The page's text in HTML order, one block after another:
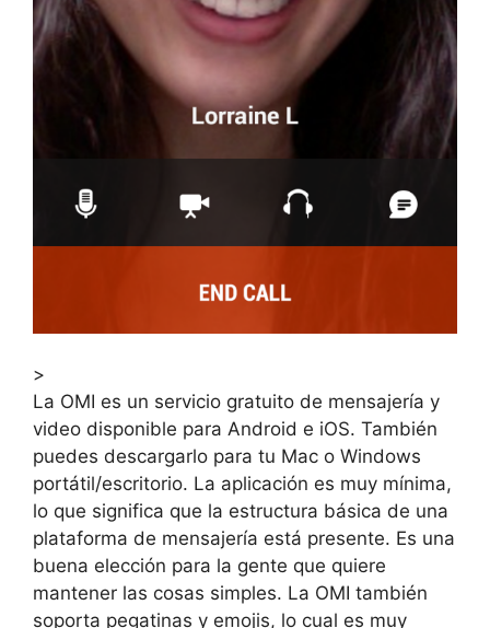
>
La OMI es un servicio gratuito de mensajería y
video disponible para Android e iOS. También
puedes descargarlo para tu Mac o Windows
portátil/escritorio. La aplicación es muy mínima,
lo que significa que la estructura básica de una
plataforma de mensajería está presente. Es una
buena elección para la gente que quiere
mantener las cosas simples. La OMI también
soporta pegatinas y emojis, lo cual es muy